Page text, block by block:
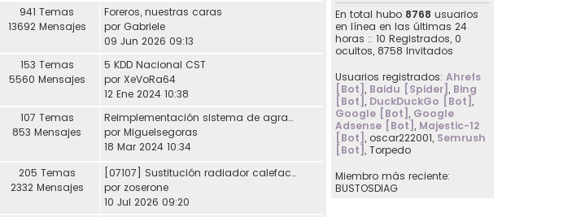
941 Temas
13692 Mensajes
Foreros, nuestras caras
por Gabriele
09 Jun 2026 09:13
153 Temas
5560 Mensajes
5 KDD Nacional CST
por XeVoRa64
12 Ene 2024 10:38
107 Temas
853 Mensajes
Reimplementación sistema de agradecimiento en los posts
por Miguelsegoras
18 Mar 2024 10:34
205 Temas
2332 Mensajes
[07107] Sustitución radiador calefacción Seat Toledo I
por zoserone
10 Jul 2026 09:20
En total hubo 8768 usuarios
en línea en las últimas 24
horas :: 10 Registrados, 0
ocultos, 8758 Invitados
Usuarios registrados: Ahrefs
[Bot], Baidu [Spider], Bing
[Bot], DuckDuckGo [Bot],
Google [Bot], Google
Adsense [Bot], Majestic-12
[Bot], oscar222001, Semrush
[Bot], Torpedo
Miembro más reciente:
BUSTOSDIAG